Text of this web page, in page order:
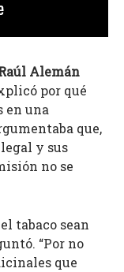
Alemán
por qué
en una
que,
y sus
no se
tabaco sean
“Por no
que